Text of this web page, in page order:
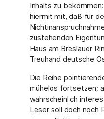
Inhalts zu
hiermit mit, daß für
zustehenden
Haus am Breslauer
Treuhand deutsche
Die Reihe
mühelos fortsetzen;
wahrscheinlich
Leser soll doch noch